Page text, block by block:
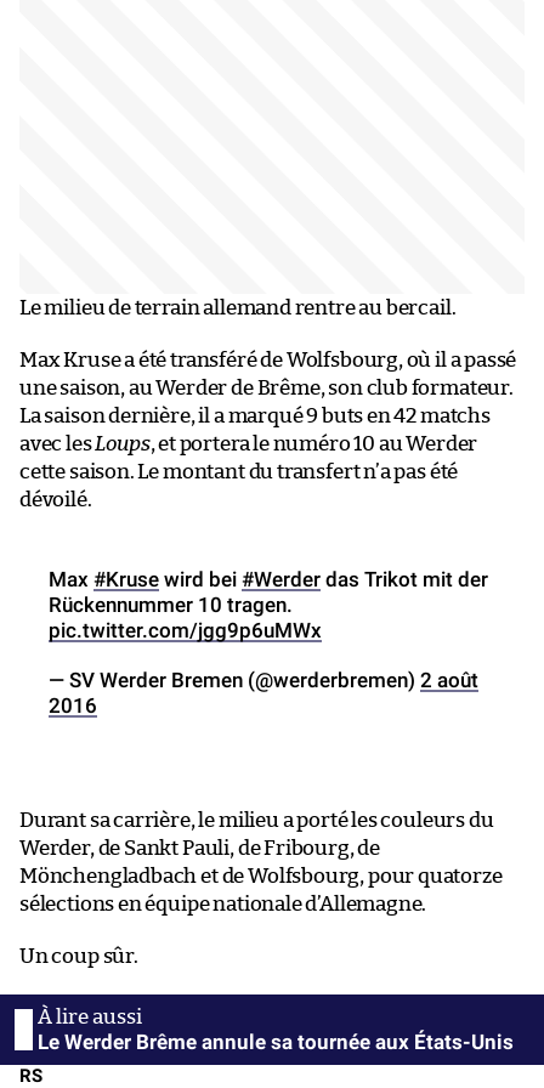
Le milieu de terrain allemand rentre au bercail.
Max Kruse a été transféré de Wolfsbourg, où il a passé
une saison, au Werder de Brême, son club formateur.
La saison dernière, il a marqué 9 buts en 42 matchs
avec lesLoups, et portera le numéro 10 au Werder
cette saison. Le montant du transfert n’a pas été
dévoilé.
Max #Kruse wird bei #Werder das Trikot mit der
Rückennummer 10 tragen.
pic.twitter.com/jgg9p6uMWx
— SV Werder Bremen (@werderbremen) 2 août
2016
Durant sa carrière, le milieu a porté les couleurs du
Werder, de Sankt Pauli, de Fribourg, de
Mönchengladbach et de Wolfsbourg, pour quatorze
sélections en équipe nationale d’Allemagne.
Un coup sûr.
Le Werder Brême annule sa tournée aux États-Unis
RS